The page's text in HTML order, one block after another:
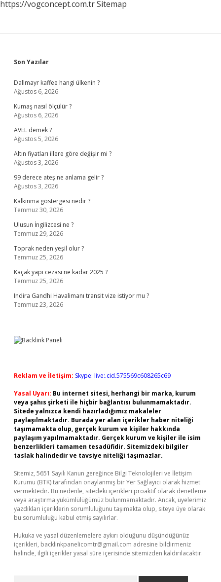
https://vogconcept.com.trSitemap
Sidebar
Son Yazılar
Dallmayr kaffee hangi ülkenin ?
Ağustos 6, 2026
Kumaş nasıl ölçülür ?
Ağustos 6, 2026
AVEL demek ?
Ağustos 5, 2026
Altın fiyatları illere göre değişir mi ?
Ağustos 3, 2026
99 derece ateş ne anlama gelir ?
Ağustos 3, 2026
Kalkınma göstergesi nedir ?
Temmuz 30, 2026
Ulusun İngilizcesi ne ?
Temmuz 29, 2026
Toprak neden yeşil olur ?
Temmuz 25, 2026
Kaçak yapı cezası ne kadar 2025 ?
Temmuz 25, 2026
Indira Gandhi Havalimanı transit vize istiyor mu ?
Temmuz 23, 2026
Reklam ve İletişim: Skype: live:.cid.575569c608265c69
Yasal Uyarı: Bu internet sitesi, herhangi bir marka, kurum
veya şahıs şirketi ile hiçbir bağlantısı bulunmamaktadır.
Sitede yalnızca kendi hazırladığımız makaleler
paylaşılmaktadır. Burada yer alan içerikler haber niteliği
taşımamakta olup, gerçek kurum ve kişiler hakkında
paylaşım yapılmamaktadır. Gerçek kurum ve kişiler ile isim
benzerlikleri tamamen tesadüfidir. Sitemizdeki bilgiler
taslak halindedir ve tavsiye niteliği taşımazlar.
Sitemiz, 5651 Sayılı Kanun gereğince Bilgi Teknolojileri ve İletişim
Kurumu (BTK) tarafından onaylanmış bir Yer Sağlayıcı olarak hizmet
vermektedir. Bu nedenle, sitedeki içerikleri proaktif olarak denetleme
veya araştırma yükümlülüğümüz bulunmamaktadır. Ancak, üyelerimiz
yazdıkları içeriklerin sorumluluğunu taşımakta olup, siteye üye olarak
bu sorumluluğu kabul etmiş sayılırlar.
Hukuka ve yasal düzenlemelere aykırı olduğunu düşündüğünüz
içerikleri, backlinkpanelicomtr@gmail.com adresine bildirmeniz
halinde, ilgili içerikler yasal süre içerisinde sitemizden kaldırılacaktır.